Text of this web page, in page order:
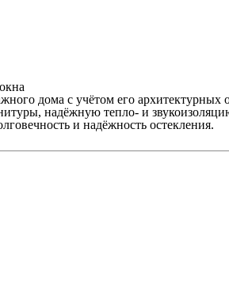
дома с учётом его
надёжную тепло‑ и
и надёжность остекления.